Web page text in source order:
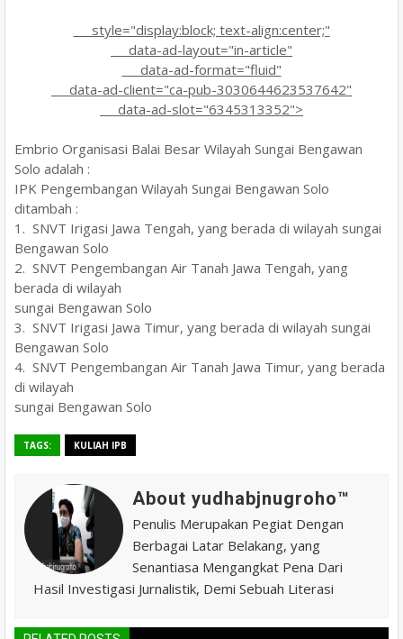
style="display:block; text-align:center;"
data-ad-layout="in-article"
data-ad-format="fluid"
data-ad-client="ca-pub-3030644623537642"
data-ad-slot="6345313352">
Embrio Organisasi Balai Besar Wilayah Sungai Bengawan
Solo adalah :
IPK Pengembangan Wilayah Sungai Bengawan Solo
ditambah :
1. SNVT Irigasi Jawa Tengah, yang berada di wilayah sungai
Bengawan Solo
2. SNVT Pengembangan Air Tanah Jawa Tengah, yang
berada di wilayah
sungai Bengawan Solo
3. SNVT Irigasi Jawa Timur, yang berada di wilayah sungai
Bengawan Solo
4. SNVT Pengembangan Air Tanah Jawa Timur, yang berada
di wilayah
sungai Bengawan Solo
TAGS: KULIAH IPB
About yudhabjnugroho™️
Penulis Merupakan Pegiat Dengan
Berbagai Latar Belakang, yang
Senantiasa Mengangkat Pena Dari
Hasil Investigasi Jurnalistik, Demi Sebuah Literasi